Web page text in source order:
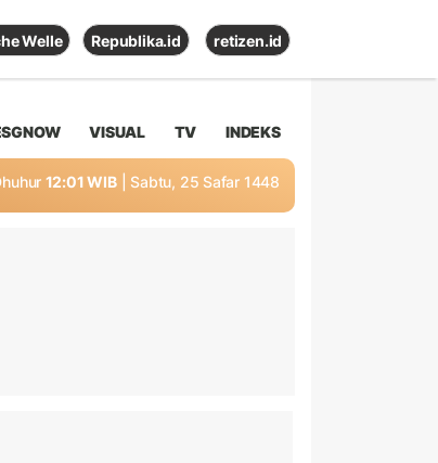
Welle Republika.id retizen.id
VISUAL TV INDEKS
12:01 WIB | Sabtu, 25 Safar 1448